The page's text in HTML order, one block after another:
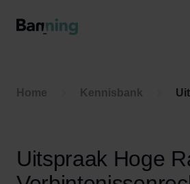
Home Kennisbank Uitspraak
Uitspraak Hoge